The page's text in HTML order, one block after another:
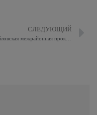
СЛЕДУЮЩИЙ
Измайловская межрайонная прокуратура разъясняет